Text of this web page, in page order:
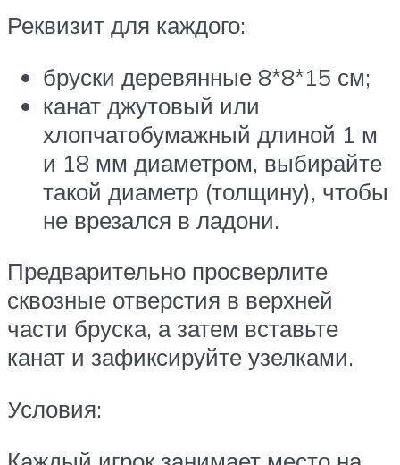
Реквизит для каждого:
бруски деревянные 8*8*15 см;
канат джутовый или
хлопчатобумажный длиной 1 м
и 18 мм диаметром, выбирайте
такой диаметр (толщину), чтобы
не врезался в ладони.
Предварительно просверлите
сквозные отверстия в верхней
части бруска, а затем вставьте
канат и зафиксируйте узелками.
Условия: